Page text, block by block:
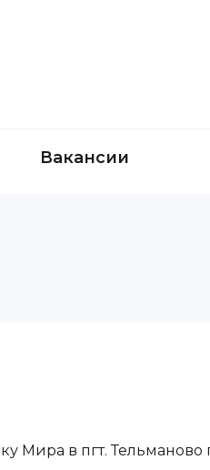
Вакансии
Мира в пгт. Тельманово